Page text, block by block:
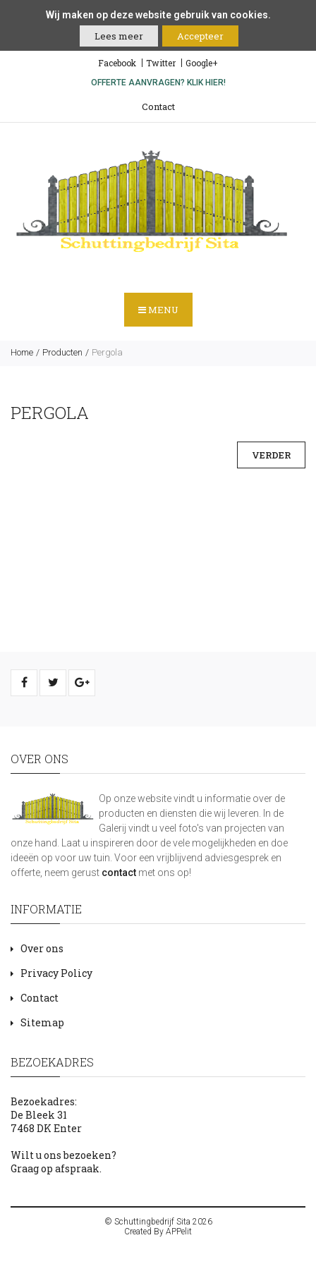
Wij maken op deze website gebruik van cookies.
Lees meer Accepteer
Facebook Twitter Google+
OFFERTE AANVRAGEN? KLIK HIER!
Contact
MENU
Home Producten Pergola
PERGOLA
VERDER
OVER ONS
Op onze website vindt u informatie over de
producten en diensten die wij leveren. In de
Galerij vindt u veel foto's van projecten van
onze hand. Laat u inspireren door de vele mogelijkheden en doe
ideeën op voor uw tuin. Voor een vrijblijvend adviesgesprek en
offerte, neem gerust contact met ons op!
INFORMATIE
Over ons
Privacy Policy
Contact
Sitemap
BEZOEKADRES
Bezoekadres:
De Bleek 31
7468 DK Enter
Wilt u ons bezoeken?
Graag op afspraak.
© Schuttingbedrijf Sita 2026
Created By APPelit